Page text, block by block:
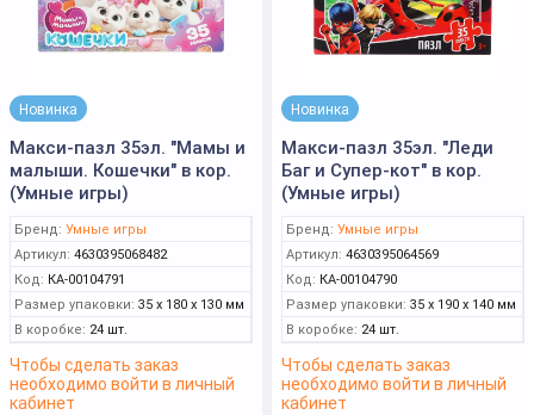
Новинка
Макси-пазл 35эл. "Мамы и
малыши. Кошечки" в кор.
(Умные игры)
Бренд: Умные игры
Артикул: 4630395068482
Код: КА-00104791
Размер упаковки: 35 x 180 x 130 мм
В коробке: 24 шт.
Чтобы сделать заказ
необходимо войти в личный
кабинет
Новинка
Макси-пазл 35эл. "Леди
Баг и Супер-кот" в кор.
(Умные игры)
Бренд: Умные игры
Артикул: 4630395064569
Код: КА-00104790
Размер упаковки: 35 x 190 x 140 мм
В коробке: 24 шт.
Чтобы сделать заказ
необходимо войти в личный
кабинет